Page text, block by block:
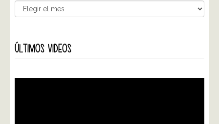
ÚLTIMOS VIDEOS